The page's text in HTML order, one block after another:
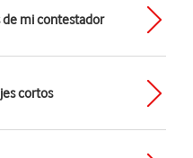
de mi contestador
cortos